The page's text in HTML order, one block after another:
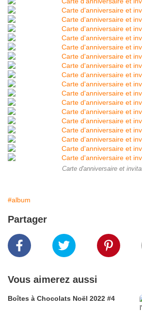
Carte d'anniversaire et
#album
Partager
Vous aimerez aussi
Boîtes à Chocolats Noël 2022 #4